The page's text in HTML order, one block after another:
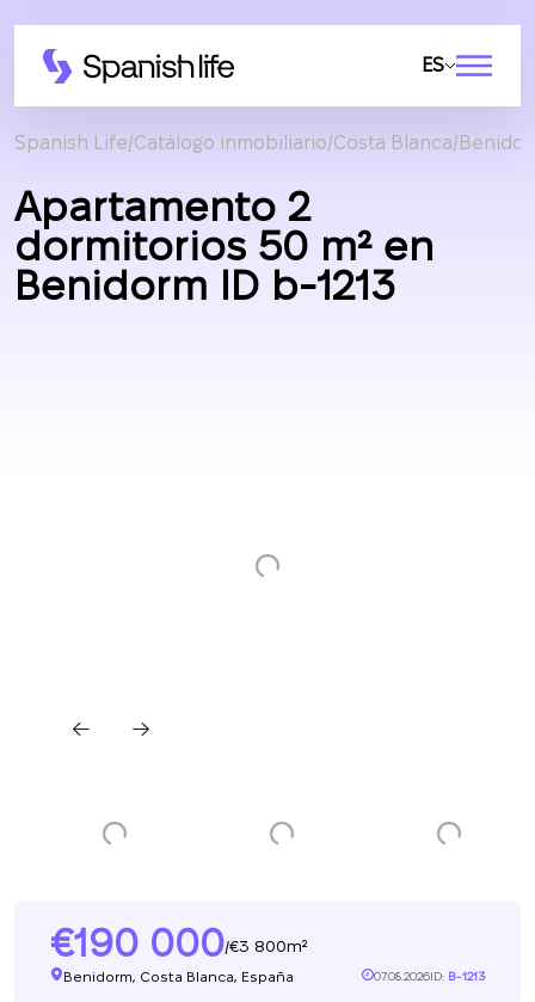
ES
Spanish Life Catálogo inmobiliario Costa Blanca
Apartamento 2
dormitorios 50 m² en
Benidorm ID b-1213
190 000/ 3 800m²
Benidorm, Costa Blanca, España 07.08.2026ID: B-1213